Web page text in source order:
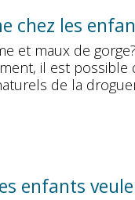
chez les
et maux de
il est possible
de la
enfants